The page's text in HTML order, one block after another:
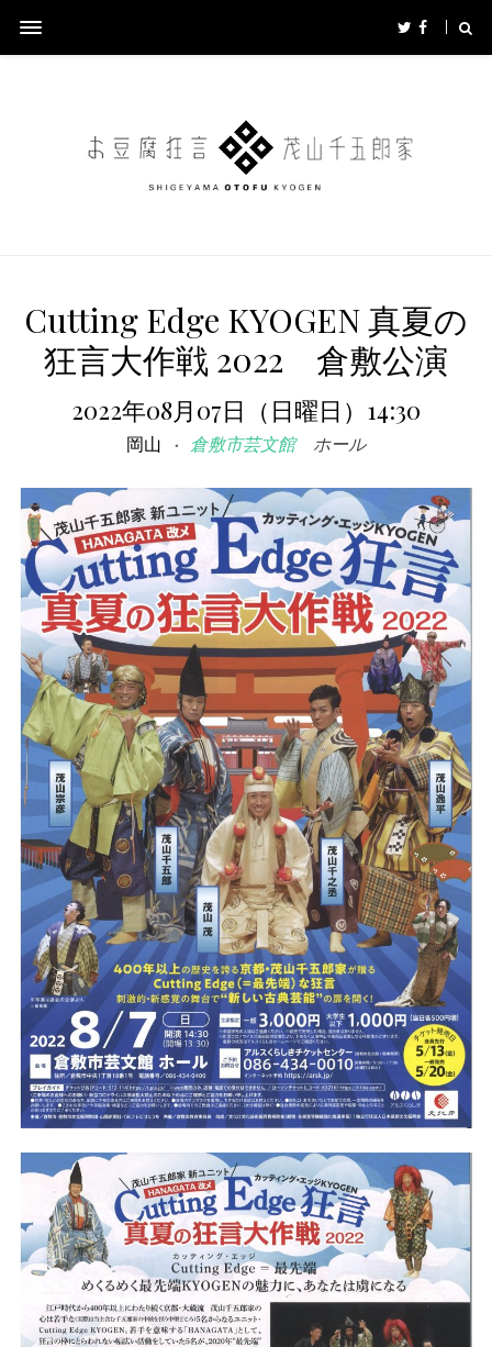
Cutting Edge KYOGEN 真夏の
狂言大作戦 2022 倉敷公演
2022年08月07日（日曜日）14:30
岡山 倉敷市芸文館ホール